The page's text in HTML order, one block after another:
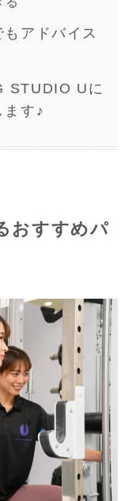
もアドバイス
STUDIO Uに
ます♪
おすすめパ